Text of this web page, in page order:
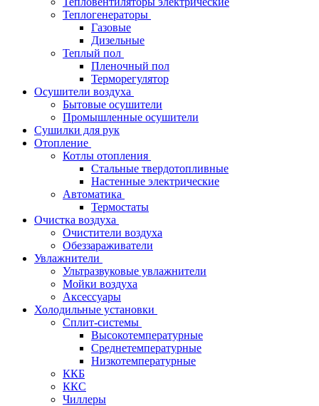
Теплогенераторы
Газовые
Дизельные
Теплый пол
Пленочный пол
Терморегулятор
Осушители воздуха
Бытовые осушители
Промышленные осушители
Сушилки для рук
Отопление
Котлы отопления
Стальные твердотопливные
Настенные электрические
Автоматика
Термостаты
Очистка воздуха
Очистители воздуха
Обеззараживатели
Увлажнители
Ультразвуковые увлажнители
Мойки воздуха
Аксессуары
Холодильные установки
Сплит-системы
Высокотемпературные
Среднетемпературные
Низкотемпературные
ККБ
ККС
Чиллеры